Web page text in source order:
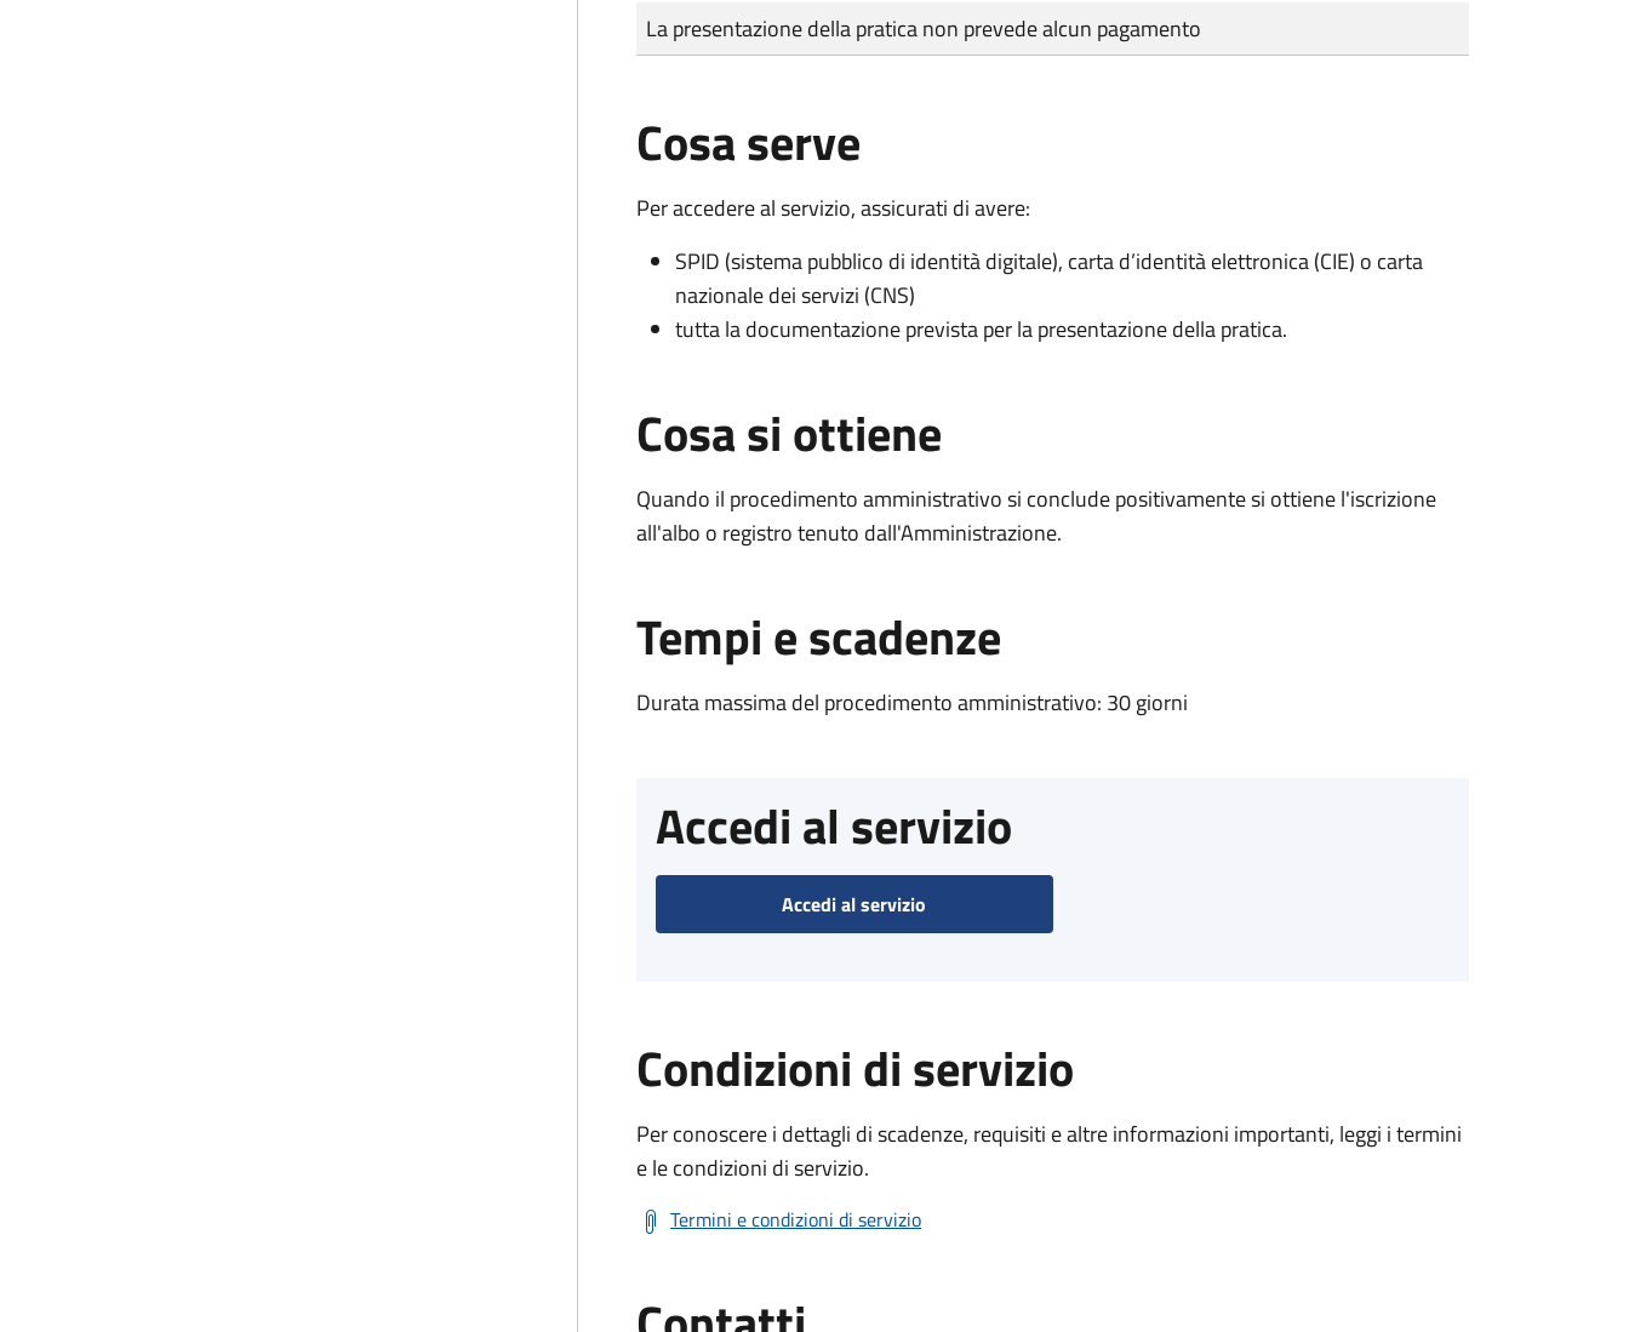
Tipo di pagamento
Importo
La presentazione della pratica non prevede alcun pagamento
Cosa serve
Per accedere al servizio, assicurati di avere:
SPID (sistema pubblico di identità digitale), carta d’identità elettronica (CIE) o carta
nazionale dei servizi (CNS)
tutta la documentazione prevista per la presentazione della pratica.
Cosa si ottiene
Quando il procedimento amministrativo si conclude positivamente si ottiene l'iscrizione
all'albo o registro tenuto dall'Amministrazione.
Tempi e scadenze
Durata massima del procedimento amministrativo: 30 giorni
Accedi al servizio
Accedi al servizio
Condizioni di servizio
Per conoscere i dettagli di scadenze, requisiti e altre informazioni importanti, leggi i termini
e le condizioni di servizio.
Termini e condizioni di servizio